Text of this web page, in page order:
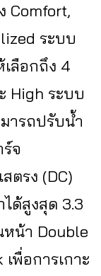
Comfort,
ระบบ
เลือกถึง 4
High ระบบ
ารถปรับน้ำ
จ
ตรง (DC)
ด้สูงสุด 3.3
หน้า Double
พื่อการเกาะ